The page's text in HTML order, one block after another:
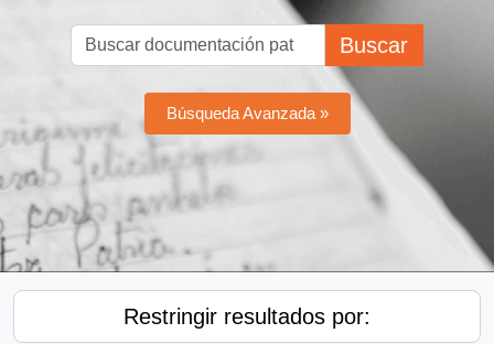
Buscar
Búsqueda Avanzada »
Restringir resultados por: